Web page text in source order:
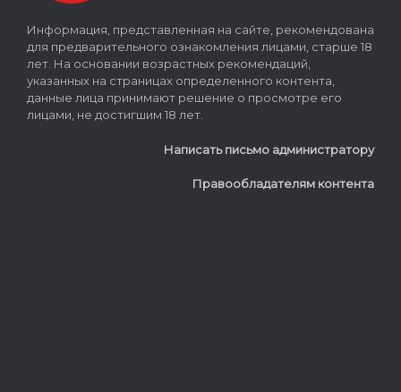
Информация, представленная на сайте, рекомендована
для предварительного ознакомления лицами, старше 18
лет. На основании возрастных рекомендаций,
указанных на страницах определенного контента,
данные лица принимают решение о просмотре его
лицами, не достигшим 18 лет.
Написать письмо администратору
Правообладателям контента